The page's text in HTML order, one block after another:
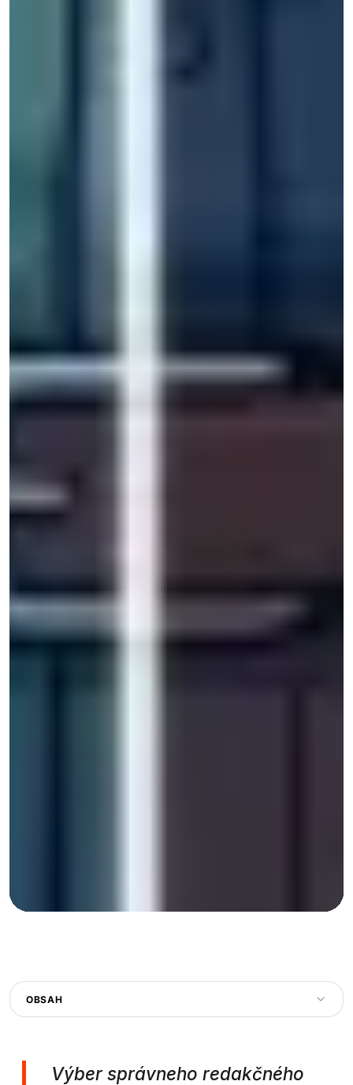
OBSAH
Výber správneho redakčného